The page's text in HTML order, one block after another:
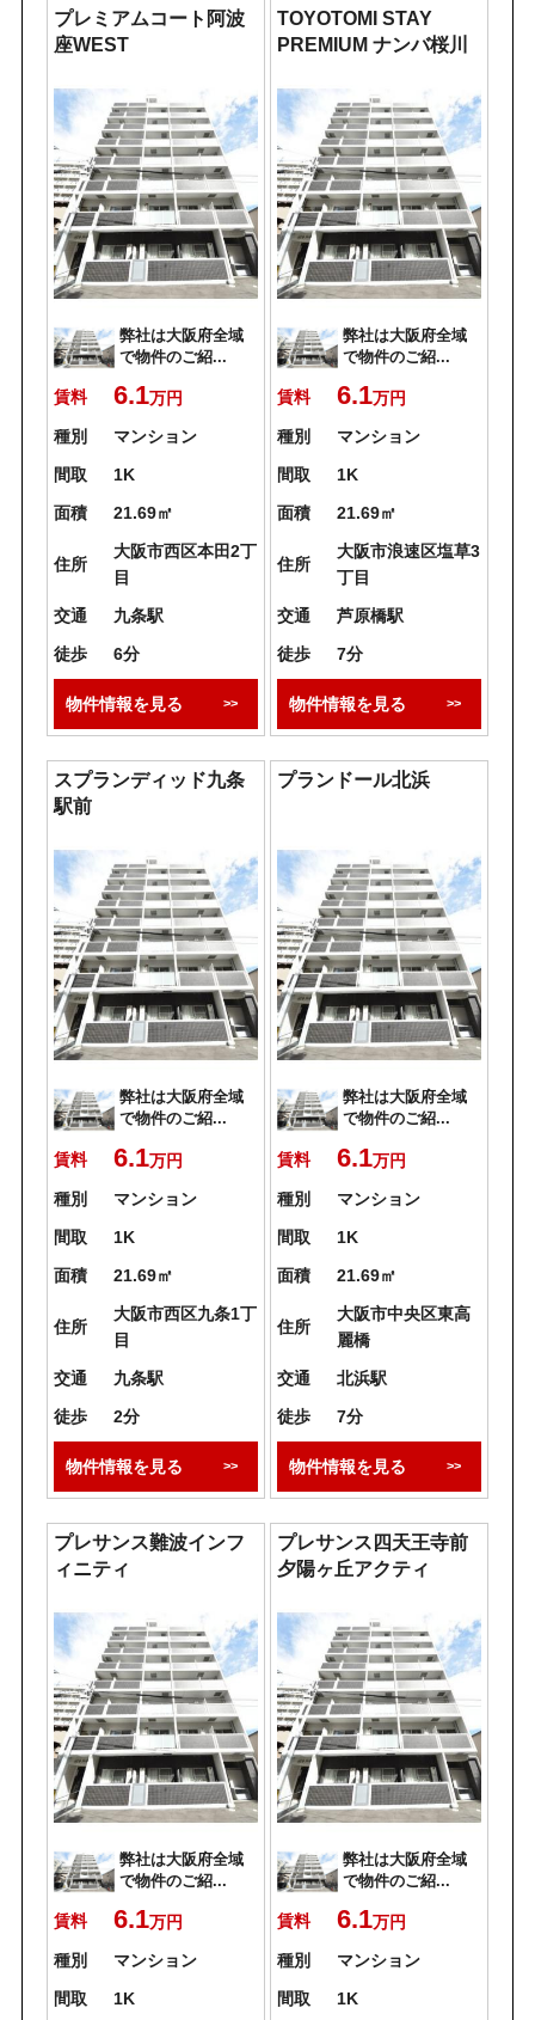
プレミアムコート阿波
座WEST
弊社は大阪府全域
で物件のご紹...
賃料 6.1万円
種別
マンション
間取
1K
面積
21.69㎡
住所
大阪市西区本田2丁
目
交通
九条駅
徒歩
6分
物件情報を見る
TOYOTOMI STAY
PREMIUM ナンバ桜川
弊社は大阪府全域
で物件のご紹...
賃料 6.1万円
種別
マンション
間取
1K
面積
21.69㎡
住所
大阪市浪速区塩草3
丁目
交通
芦原橋駅
徒歩
7分
物件情報を見る
スプランディッド九条
駅前
弊社は大阪府全域
で物件のご紹...
賃料 6.1万円
種別
マンション
間取
1K
面積
21.69㎡
住所
大阪市西区九条1丁
目
交通
九条駅
徒歩
2分
物件情報を見る
プランドール北浜
弊社は大阪府全域
で物件のご紹...
賃料 6.1万円
種別
マンション
間取
1K
面積
21.69㎡
住所
大阪市中央区東高
麗橋
交通
北浜駅
徒歩
7分
物件情報を見る
プレサンス難波インフ
ィニティ
弊社は大阪府全域
で物件のご紹...
賃料 6.1万円
種別
マンション
間取
1K
プレサンス四天王寺前
夕陽ヶ丘アクティ
弊社は大阪府全域
で物件のご紹...
賃料 6.1万円
種別
マンション
間取
1K